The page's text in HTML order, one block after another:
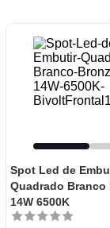
Spot Led de
Quadrado Branco
14W 6500K
8º panelas
9º varal
10º caneca